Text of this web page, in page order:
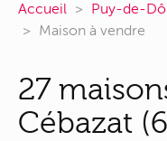
Accueil Puy-de-
Maison à vendre
27
Cébazat